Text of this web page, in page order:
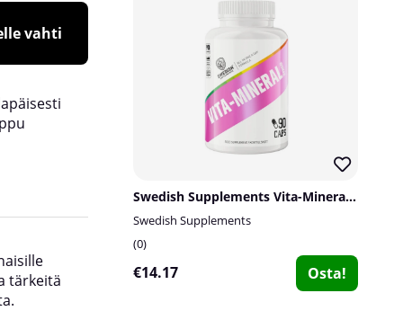
vahti
Swedish Supplements Vita-Mineral Woman, 90 caps
Swedish Supplements
0
€14.17 Osta!
tärkeitä